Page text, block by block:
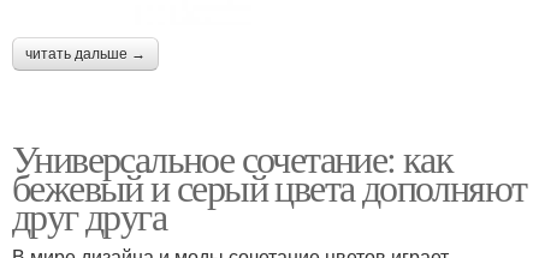
читать дальше →
Универсальное сочетание: как
бежевый и серый цвета дополняют
друг друга